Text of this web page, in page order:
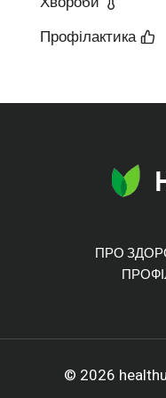
у
м
р
о
с
т
ь
у
к
о
і
Профілактика
ПРО
© 2026